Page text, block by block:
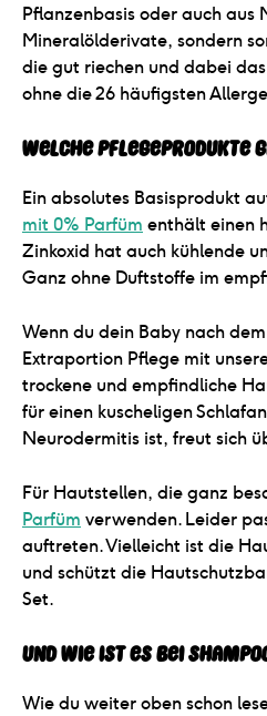
Pflanzenbasis oder auch
Mineralölderivate, sondern
die gut riechen und dabei
ohne die 26 häufigsten
Welche Pflegeprodukte
Ein absolutes Basisprodukt
mit 0% Parfüm enthält einen
Zinkoxid hat auch kühlende
Ganz ohne Duftstoffe im
Wenn du dein Baby nach
Extraportion Pflege mit
trockene und empfindliche
für einen kuscheligen
Neurodermitis ist, freut sich
Für Hautstellen, die ganz
Parfüm verwenden. Leider
auftreten. Vielleicht ist die
und schützt die
Set.
Und wie ist es bei
Wie du weiter oben schon